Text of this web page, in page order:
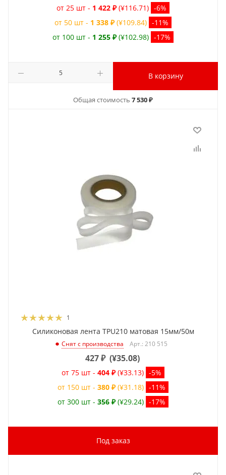
от 25 шт - 1 422 ₽ (¥116.71) -6%
от 50 шт - 1 338 ₽ (¥109.84) -11%
от 100 шт - 1 255 ₽ (¥102.98) -17%
В корзину
Общая стоимость 7 530 ₽
1
Силиконовая лента TPU210 матовая 15мм/50м
Снят с производства Арт.: 210 515
427₽ (¥35.08)
от 75 шт - 404 ₽ (¥33.13) -5%
от 150 шт - 380 ₽ (¥31.18) -11%
от 300 шт - 356 ₽ (¥29.24) -17%
Под заказ